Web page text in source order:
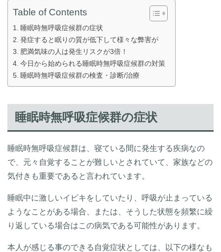
Table of Contents
睡眠時無呼吸症候群の症状
発症すると眠りの質が低下して様々な弊害が
肥満気味の人は発生リスクが3倍！
今日から始められる睡眠時無呼吸症候群の対策
睡眠時無呼吸症候群の検査・診断/治療
睡眠時無呼吸症候群の症状
睡眠時無呼吸症候群は、寝ている間に発生する疾病なの
で、元々自覚することが難しいとされていて、家族などの
気付きも重要であると言われています。
睡眠中に激しいイビキをしていたり、呼吸が止まっている
ようなことがある場合、または、そうした状態を頻繁に繰
り返している場合はこの病気である可能性があります。
本人が感じる事のできる自覚症状としては、以下の様なも